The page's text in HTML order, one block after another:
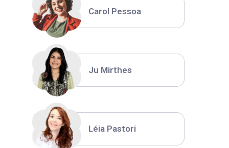
Carol Pessoa
Ju Mirthes
Léia Pastori